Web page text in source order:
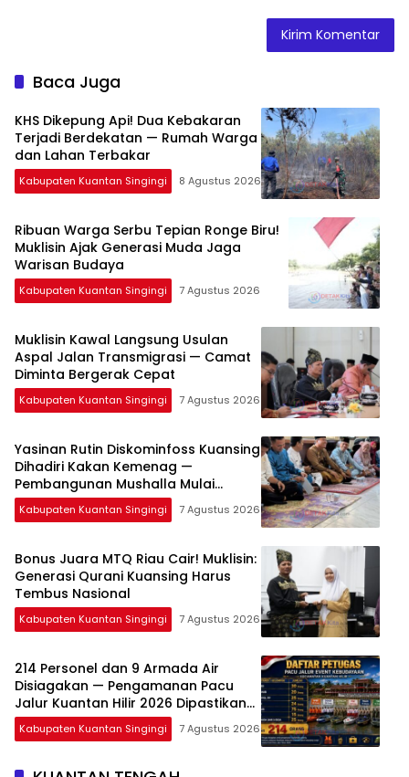
Baca Juga
KHS Dikepung Api! Dua Kebakaran
Terjadi Berdekatan — Rumah Warga
dan Lahan Terbakar
Kabupaten Kuantan Singingi 8 Agustus 2026
Ribuan Warga Serbu Tepian Ronge Biru!
Muklisin Ajak Generasi Muda Jaga
Warisan Budaya
Kabupaten Kuantan Singingi 7 Agustus 2026
Muklisin Kawal Langsung Usulan
Aspal Jalan Transmigrasi — Camat
Diminta Bergerak Cepat
Kabupaten Kuantan Singingi 7 Agustus 2026
Yasinan Rutin Diskominfoss Kuansing
Dihadiri Kakan Kemenag —
Pembangunan Mushalla Mulai
Dirancang
Kabupaten Kuantan Singingi 7 Agustus 2026
Bonus Juara MTQ Riau Cair! Muklisin:
Generasi Qurani Kuansing Harus
Tembus Nasional
Kabupaten Kuantan Singingi 7 Agustus 2026
214 Personel dan 9 Armada Air
Disiagakan — Pengamanan Pacu
Jalur Kuantan Hilir 2026 Dipastikan
Maksimal
Kabupaten Kuantan Singingi 7 Agustus 2026